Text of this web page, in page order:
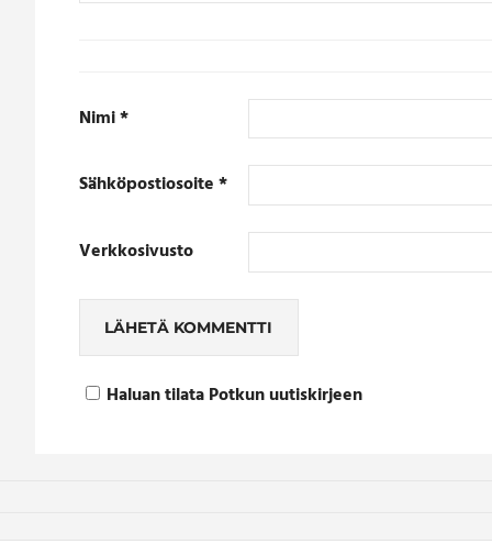
Nimi*
Sähköpostiosoite*
Verkkosivusto
Haluan tilata Potkun uutiskirjeen